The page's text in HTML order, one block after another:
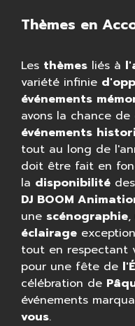
Thèmes en
Les thèmesliés à
variété infinie
événements
avons la chance de
événements
tout au long de
doit être fait en
la disponibilitédes
DJ BOOM
une scénographie,
éclairage
tout en respectant
pour une fête de
célébration de
événements
vous.